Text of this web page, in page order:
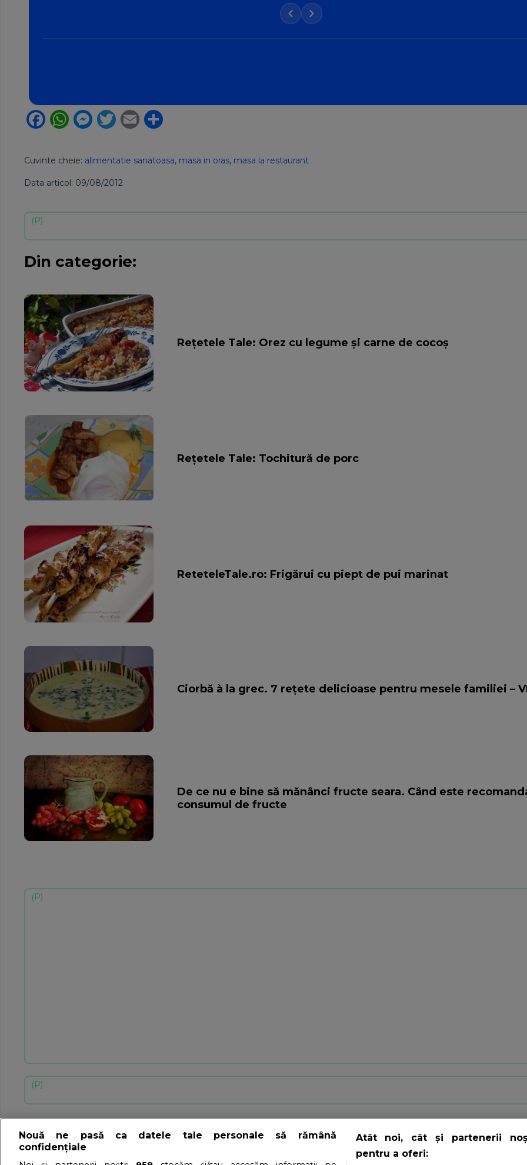
Facebook
WhatsApp
Messenger
Twitter
Email
Cuvinte cheie: alimentatie sanatoasa, masa in oras, masa la restaurant
Data articol: 09/08/2012
Din categorie:
Rețetele Tale: Orez cu legume și carne de cocoș
Rețetele Tale: Tochitură de porc
ReteteleTale.ro: Frigărui cu piept de pui marinat
Ciorbă à la grec. 7 rețete delicioase pentru mesele familiei –
De ce nu e bine să mănânci fructe seara. Când este
consumul de fructe
Nouă ne pasă ca datele tale personale să rămână
confidențiale
Atât noi, cât și partenerii
pentru a oferi: